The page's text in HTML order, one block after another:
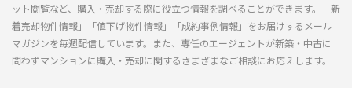
ット閲覧など、購入・売却する際に役立つ情報を調べることができます。「新
着売却物件情報」「値下げ物件情報」「成約事例情報」をお届けするメール
マガジンを毎週配信しています。また、専任のエージェントが新築・中古に
問わずマンションに購入・売却に関するさまざまなご相談にお応えします。